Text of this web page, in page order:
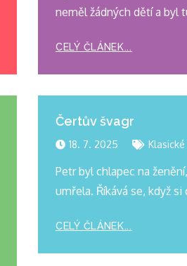
neměl žádných dětí a byl
CELÝ ČLÁNEK...
Čertův švagr
18. 7. 2025
Petr byl chlapec na
umřela. Říkává se, když
CELÝ ČLÁNEK...